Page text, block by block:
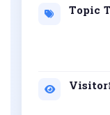
Topic
Visitor